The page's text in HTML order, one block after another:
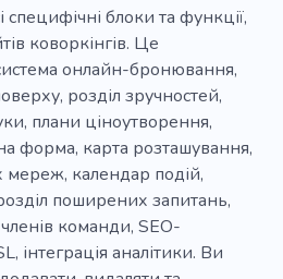
Демонструвати
Стратап
специфічні блоки та функції,
коворкінгів. Це
онлайн-бронювання,
розділ зручностей,
плани ціноутворення,
форма, карта розташування,
мереж, календар подій,
поширених запитань,
команди, SEO-
інтеграція аналітики. Ви